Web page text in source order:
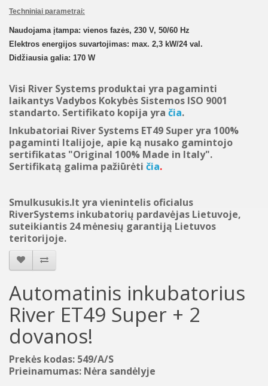
Techniniai parametrai:
Naudojama įtampa: vienos fazės, 230 V, 50/60 Hz
Elektros energijos suvartojimas: max. 2,3 kW/24 val.
Didžiausia galia: 170 W
Visi River Systems produktai yra pagaminti
laikantys Vadybos Kokybės Sistemos ISO 9001
standarto. Sertifikato kopija yra čia.
Inkubatoriai River Systems ET49 Super yra 100%
pagaminti Italijoje, apie ką nusako gamintojo
sertifikatas "Original 100% Made in Italy".
Sertifikatą galima pažiūrėti čia.
Smulkusukis.lt yra vienintelis oficialus
RiverSystems inkubatorių pardavėjas Lietuvoje,
suteikiantis 24 mėnesių garantiją Lietuvos
teritorijoje.
Automatinis inkubatorius
River ET49 Super + 2
dovanos!
Prekės kodas: 549/A/S
Prieinamumas: Nėra sandėlyje